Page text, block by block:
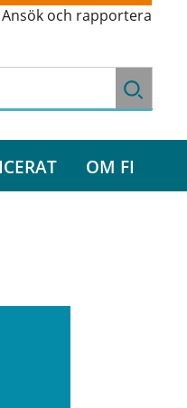
Ansök och rapportera
OM FI